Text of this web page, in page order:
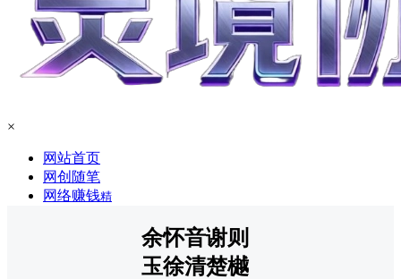
×
网站首页
网创随笔
网络赚钱精
余怀音谢则
玉徐清楚樾